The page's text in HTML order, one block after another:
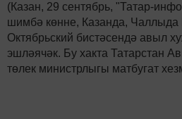
(Казан, 29 сентябрь, "Татар-
шимбә көнне, Казанда,
Октябрьский бистәсендә авыл
эшләячәк. Бу хакта Татарстан
төлек министрлыгы матбугат